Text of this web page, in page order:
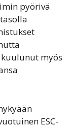
pyörivä
myös
ESC-